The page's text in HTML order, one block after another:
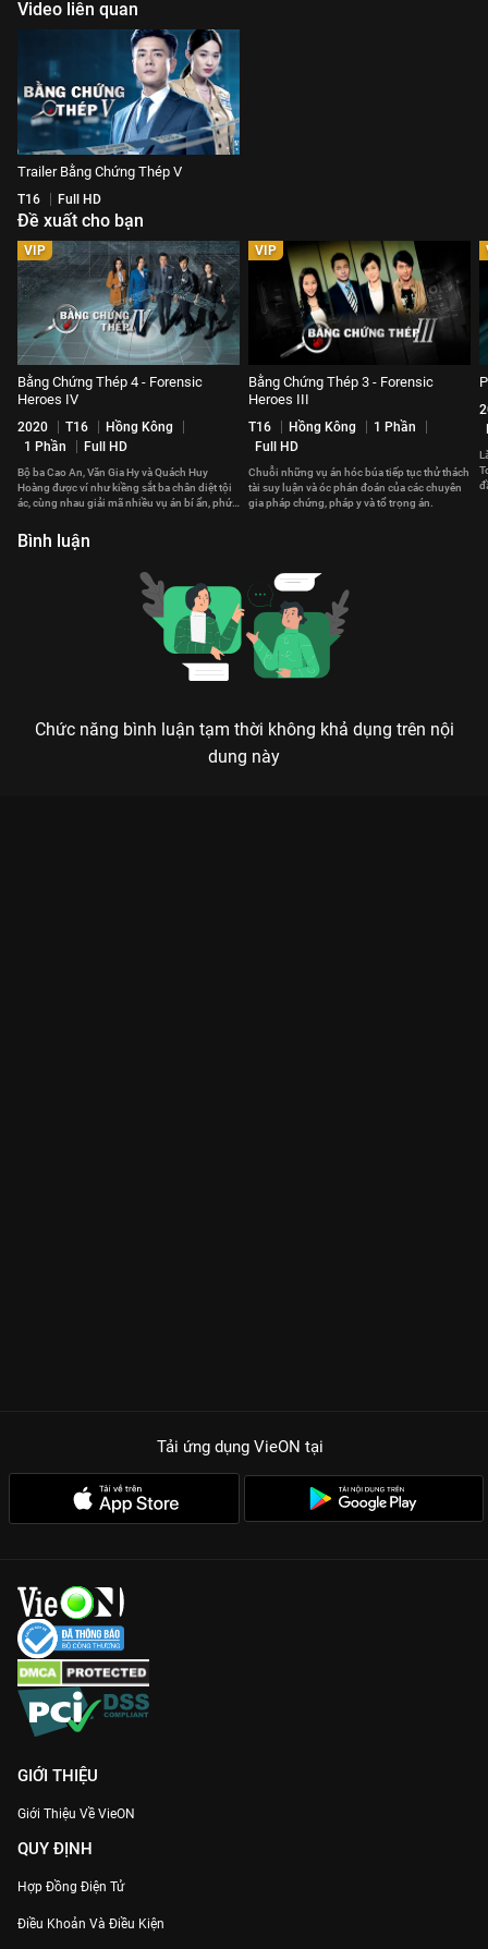
Video liên quan
Trailer Bằng Chứng Thép V
T16 Full HD
Đề xuất cho bạn
VIP
Bằng Chứng Thép 4 - Forensic
Heroes IV
2020 T16
Hồng Kông
1 Phần
Full HD
Bộ ba Cao An, Văn Gia Hy và Quách Huy
Hoàng được ví như kiềng sắt ba chân diệt tội
ác, cùng nhau giải mã nhiều vụ án bí ẩn, phức
VIP
Bằng Chứng Thép 3 - Forensic
Heroes III
T16 Hồng Kông
1 Phần
Full HD
Chuỗi những vụ án hóc búa tiếp tục thử thách
tài suy luận và óc phán đoán của các chuyên
gia pháp chứng, pháp y và tổ trọng án.
Bình luận
Chức năng bình luận tạm thời không khả dụng trên nội
dung này
Tải ứng dụng VieON tại
GIỚI THIỆU
Giới Thiệu Về VieON
QUY ĐỊNH
Hợp Đồng Điện Tử
Điều Khoản Và Điều Kiện